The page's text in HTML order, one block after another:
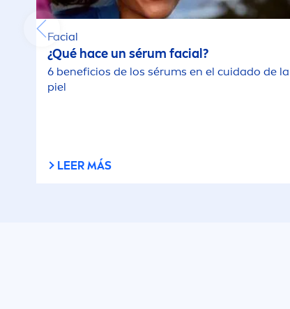
Facial
¿Qué hace un sérum facial?
6 beneficios de los sérums en el cuidado de la
piel
LEER MÁS